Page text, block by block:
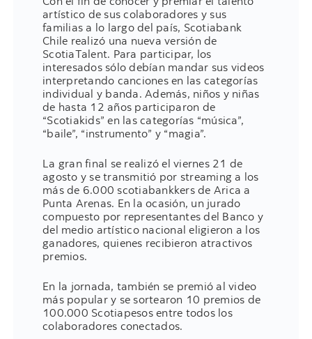
artístico de sus colaboradores y sus
familias a lo largo del país, Scotiabank
Chile realizó una nueva versión de
ScotiaTalent. Para participar, los
interesados sólo debían mandar sus videos
interpretando canciones en las categorías
individual y banda. Además, niños y niñas
de hasta 12 años participaron de
“Scotiakids” en las categorías “música”,
“baile”, “instrumento” y “magia”.
La gran final se realizó el viernes 21 de
agosto y se transmitió por streaming a los
más de 6.000 scotiabankkers de Arica a
Punta Arenas. En la ocasión, un jurado
compuesto por representantes del Banco y
del medio artístico nacional eligieron a los
ganadores, quienes recibieron atractivos
premios.
En la jornada, también se premió al video
más popular y se sortearon 10 premios de
100.000 Scotiapesos entre todos los
colaboradores conectados.